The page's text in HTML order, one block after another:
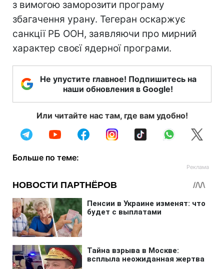
з вимогою заморозити програму
збагачення урану. Тегеран оскаржує
санкції РБ ООН, заявляючи про мирний
характер своєї ядерної програми.
Не упустите главное! Подпишитесь на
наши обновления в Google!
Или читайте нас там, где вам удобно!
Больше по теме: